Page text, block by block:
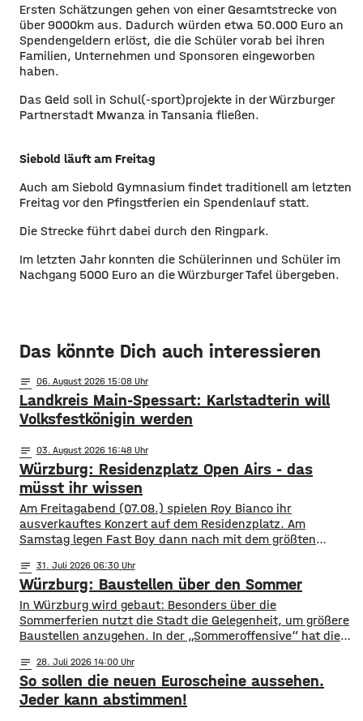
Ersten Schätzungen gehen von einer Gesamtstrecke von
über 9000km aus. Dadurch würden etwa 50.000 Euro an
Spendengeldern erlöst, die die Schüler vorab bei ihren
Familien, Unternehmen und Sponsoren eingeworben
haben.
Das Geld soll in Schul(-sport)projekte in der Würzburger
Partnerstadt Mwanza in Tansania fließen.
Siebold läuft am Freitag
Auch am Siebold Gymnasium findet traditionell am letzten
Freitag vor den Pfingstferien ein Spendenlauf statt.
Die Strecke führt dabei durch den Ringpark.
Im letzten Jahr konnten die Schülerinnen und Schüler im
Nachgang 5000 Euro an die Würzburger Tafel übergeben.
Das könnte Dich auch interessieren
notes 06. August 2026 15:08
Landkreis Main-Spessart: Karlstadterin will
Volksfestkönigin werden
notes 03. August 2026 16:48
Würzburg: Residenzplatz Open Airs - das
müsst ihr wissen
Am Freitagabend (07.08.) spielen Roy Bianco ihr
ausverkauftes Konzert auf dem Residenzplatz. Am
Samstag legen Fast Boy dann nach mit dem größten
Konzertwochenende wissen müsst, gibt es hier.
Straßensperrungen: vom 07.08. 6 Uhr bis 09.08. 5 Uhr
Rennweg vollständig gesperrt Balthasar-Neumann-
Promenade zwischen den Einmündungen Neubau- und
Theaterstraße
notes 31. Juli 2026 06:30
Würzburg: Baustellen über den Sommer
​​In Würzburg wird gebaut: Besonders über die
Sommerferien nutzt die Stadt die Gelegenheit, um größere
Baustellen anzugehen. In der „Sommeroffensive“ hat die
anderem die Sperrung der B27-Brücke bekanntgegeben.
Eine Übersicht über alle aktuellen Baustellen findet ihr
hier. ​Sperrung B27-Brücke ​Eine der größten
Einschränkungen wird für Autofahrer die Sperrung der B27-
notes 28. Juli 2026 14:00
So sollen die neuen Euroscheine aussehen.
Jeder kann abstimmen!